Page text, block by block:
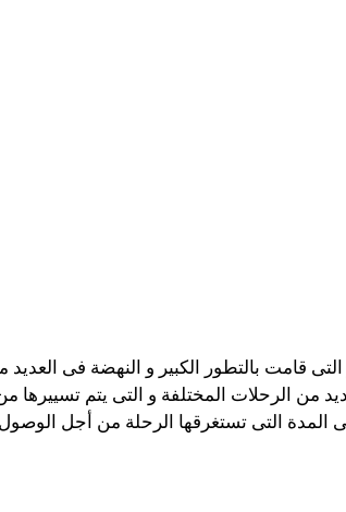
قامت بالتطور الكبير و النهضة فى
من الرحلات المختلفة و التى يتم تسييرها
التى تستغرقها الرحلة من أجل